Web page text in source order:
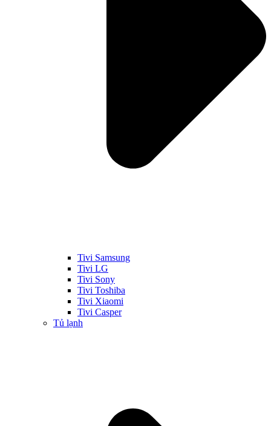
Tivi Samsung
Tivi LG
Tivi Sony
Tivi Toshiba
Tivi Xiaomi
Tivi Casper
Tủ lạnh